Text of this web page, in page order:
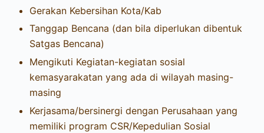
Gerakan Kebersihan Kota/Kab
Tanggap Bencana (dan bila diperlukan dibentuk
Satgas Bencana)
Mengikuti Kegiatan-kegiatan sosial
kemasyarakatan yang ada di wilayah masing-
masing
Kerjasama/bersinergi dengan Perusahaan yang
memiliki program CSR/Kepedulian Sosial